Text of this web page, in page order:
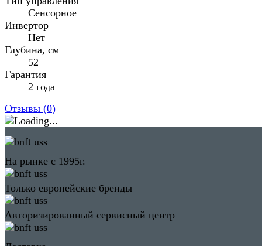
Сенсорное
Инвертор
Нет
Глубина, см
52
Гарантия
2 года
Отзывы (0)
На рынке с 1995г.
Только европейские бренды
Авторизированный сервисный центр